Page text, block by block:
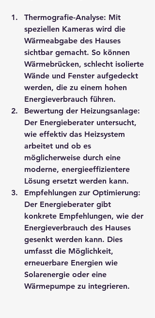
Thermografie-Analyse: Mit
speziellen Kameras wird die
Wärmeabgabe des Hauses
sichtbar gemacht. So können
Wärmebrücken, schlecht isolierte
Wände und Fenster aufgedeckt
werden, die zu einem hohen
Energieverbrauch führen.
Bewertung der Heizungsanlage:
Der Energieberater untersucht,
wie effektiv das Heizsystem
arbeitet und ob es
möglicherweise durch eine
moderne, energieeffizientere
Lösung ersetzt werden kann.
Empfehlungen zur Optimierung:
Der Energieberater gibt
konkrete Empfehlungen, wie der
Energieverbrauch des Hauses
gesenkt werden kann. Dies
umfasst die Möglichkeit,
erneuerbare Energien wie
Solarenergie oder eine
Wärmepumpe zu integrieren.